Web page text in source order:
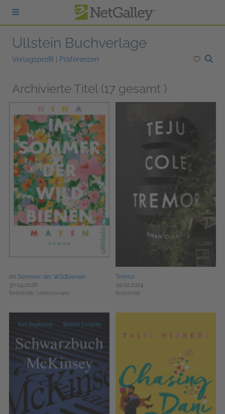
zum Hauptinhalt springen
Ullstein Buchverlage
Verlagsprofil Präferenzen
Archivierte Titel (17 gesamt )
Im Sommer der Wildbienen
30.04.2026
Belletristik, Liebesromane
Tremor
29.02.2024
Belletristik